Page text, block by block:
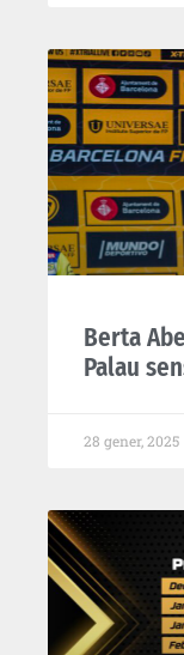
Berta
Palau
28 gener, 2025